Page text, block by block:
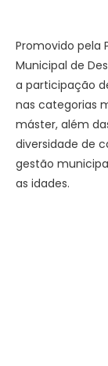
Promovido pela
Municipal de
a participação
nas categorias
máster, além
diversidade de
gestão
as idades.